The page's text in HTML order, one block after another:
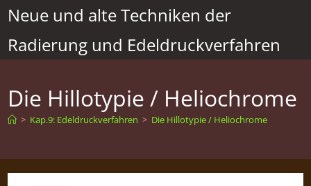
Zum
Inhalt
springen
Neue und alte Techniken der
Radierung und Edeldruckverfahren
Die Hillotypie / Heliochrome
> Kap.9: Edeldruckverfahren > Die Hillotypie / Heliochrome